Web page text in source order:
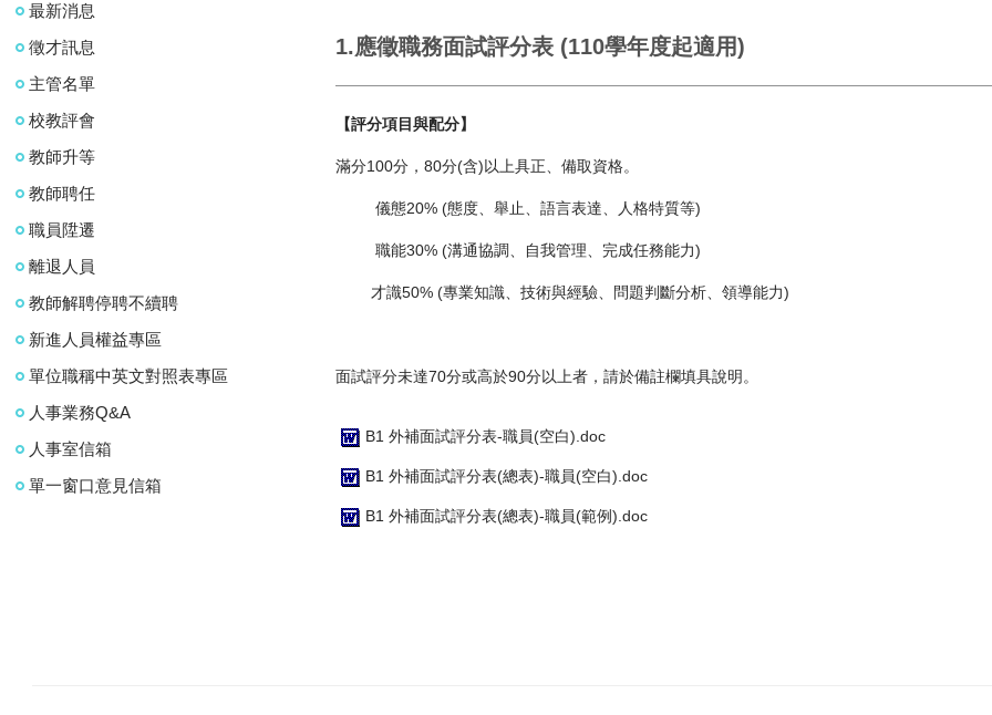
最新消息
徵才訊息
主管名單
校教評會
教師升等
教師聘任
職員陞遷
離退人員
教師解聘停聘不續聘
新進人員權益專區
單位職稱中英文對照表專區
人事業務Q&A
人事室信箱
單一窗口意見信箱
1.應徵職務面試評分表 (110學年度起適用)
【評分項目與配分】
滿分100分，80分(含)以上具正、備取資格。
儀態20% (態度、舉止、語言表達、人格特質等)
職能30% (溝通協調、自我管理、完成任務能力)
才識50% (專業知識、技術與經驗、問題判斷分析、領導能力)
面試評分未達70分或高於90分以上者，請於備註欄填具說明。
B1 外補面試評分表-職員(空白).doc
B1 外補面試評分表(總表)-職員(空白).doc
B1 外補面試評分表(總表)-職員(範例).doc